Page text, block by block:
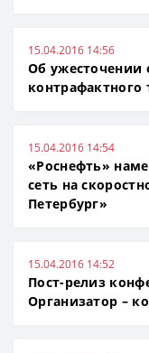
15.04.2016 14:56
Об ужесточении
15.04.2016 14:54
«Роснефть»
сеть на
Петербург»
15.04.2016 14:52
Пост-релиз
Организатор –